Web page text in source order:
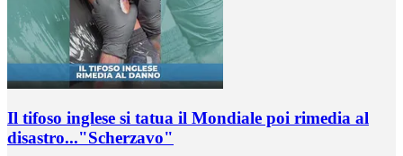
Il tifoso inglese si tatua il Mondiale poi rimedia al
disastro..."Scherzavo"